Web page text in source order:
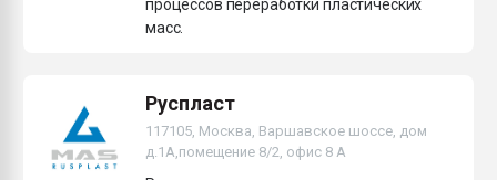
процессов переработки пластических
масс.
Руспласт
117105, Москва, Варшавское шоссе, дом
д.1А,помещение 8/2, офис 8 А